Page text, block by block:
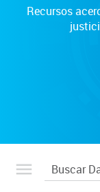
Recursos